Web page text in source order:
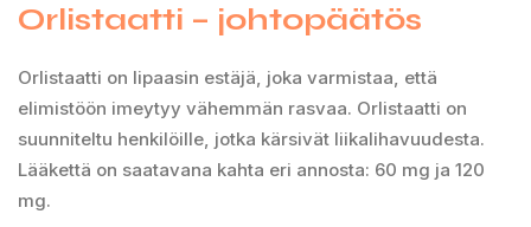
Orlistaatti – johtopäätös
Orlistaatti on lipaasin estäjä, joka varmistaa, että
elimistöön imeytyy vähemmän rasvaa. Orlistaatti on
suunniteltu henkilöille, jotka kärsivät liikalihavuudesta.
Lääkettä on saatavana kahta eri annosta: 60 mg ja 120
mg.